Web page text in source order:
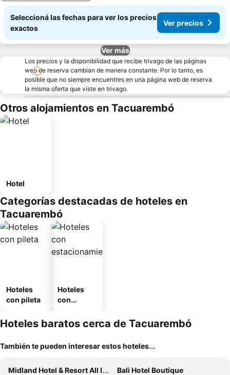
Seleccioná las fechas para ver los precios
exactos
Ver precios
Ver más
Los precios y la disponibilidad que recibe trivago de las páginas
web de reserva cambian de manera constante. Por lo tanto, es
posible que no siempre encuentres en una página web de reserva
la misma oferta que viste en trivago.
Otros alojamientos en Tacuarembó
Hotel
Categorías destacadas de hoteles en
Tacuarembó
Hoteles
con pileta
Hoteles
con
miento
Hoteles baratos cerca de Tacuarembó
También te pueden interesar estos hoteles...
Midland Hotel & Resort All Inclusive
Bali Hotel Boutique